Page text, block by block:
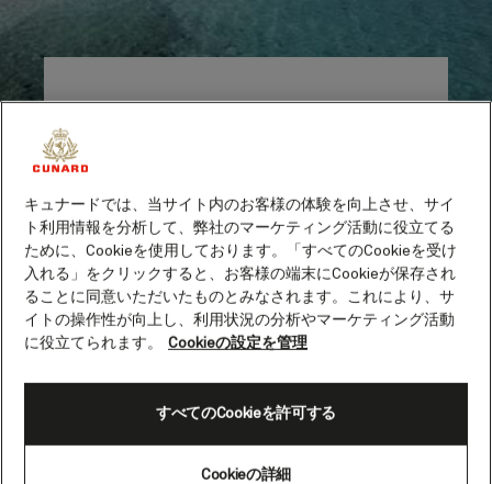
地平線から徐々に土地が立ち上るのが見え
始めると、期待が膨らみます。美しいアセ
ンション島に近づくにつれはっきりしてく
る美しい景色に、感動と興奮を覚えること
でしょう。百聞は一見にしかずとはこのこ
とでしょう。
囲まれたアセンション島は、最も近いセン
トヘレナ島の北西1,290kmに位置し、大西
洋で最も人里離れた島の1つです。
キュナードでは、当サイト内のお客様の体験を向上させ、サイ
ト利用情報を分析して、弊社のマーケティング活動に役立てる
ために、Cookieを使用しております。「すべてのCookieを受け
入れる」をクリックすると、お客様の端末にCookieが保存され
ることに同意いただいたものとみなされます。これにより、サ
イトの操作性が向上し、利用状況の分析やマーケティング活動
に役立てられます。
Cookieの設定を管理
Cookieの詳細
すべてのCookieを許可する